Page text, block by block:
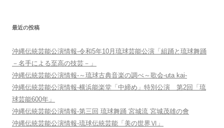
最近の投稿
沖縄伝統芸能公演情報-令和5年10月琉球芸能公演「組踊と琉球舞踊
－名手による至高の技芸－」
沖縄伝統芸能公演情報-～琉球古典音楽の調べ～歌会-uta kai-
沖縄伝統芸能公演情報-横浜能楽堂「中締め」特別公演 第2回「琉
球芸能600年」
沖縄伝統芸能公演情報-第三回 琉球舞踊 宮城流 宮城茂雄の會
沖縄伝統芸能公演情報-琉球伝統芸能「美の世界Ⅵ」